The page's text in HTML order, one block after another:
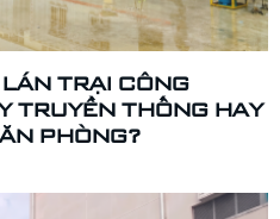
TRẠI CÔNG
TRUYỀN THỐNG HAY
PHÒNG?